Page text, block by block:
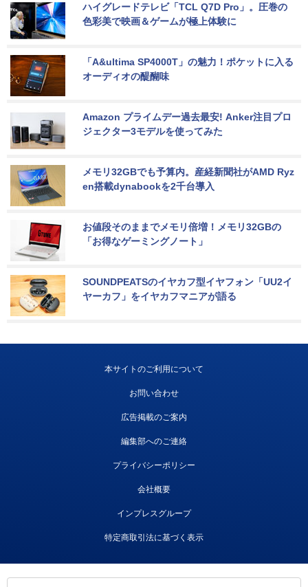
ハイグレードテレビ「TCL Q7D Pro」。圧巻の
色彩美で映画＆ゲームが極上体験に
「A&ultima SP4000T」の魅力！ポケットに入る
オーディオの醍醐味
Amazon プライムデー過去最安! Anker注目プロ
ジェクター3モデルを使ってみた
メモリ32GBでも予算内。産経新聞社がAMD Ryz
en搭載dynabookを2千台導入
お値段そのままでメモリ倍増！メモリ32GBの
「お得なゲーミングノート」
SOUNDPEATSのイヤカフ型イヤフォン「UU2イ
ヤーカフ」をイヤカフマニアが語る
本サイトのご利用について
お問い合わせ
広告掲載のご案内
編集部へのご連絡
プライバシーポリシー
会社概要
インプレスグループ
特定商取引法に基づく表示